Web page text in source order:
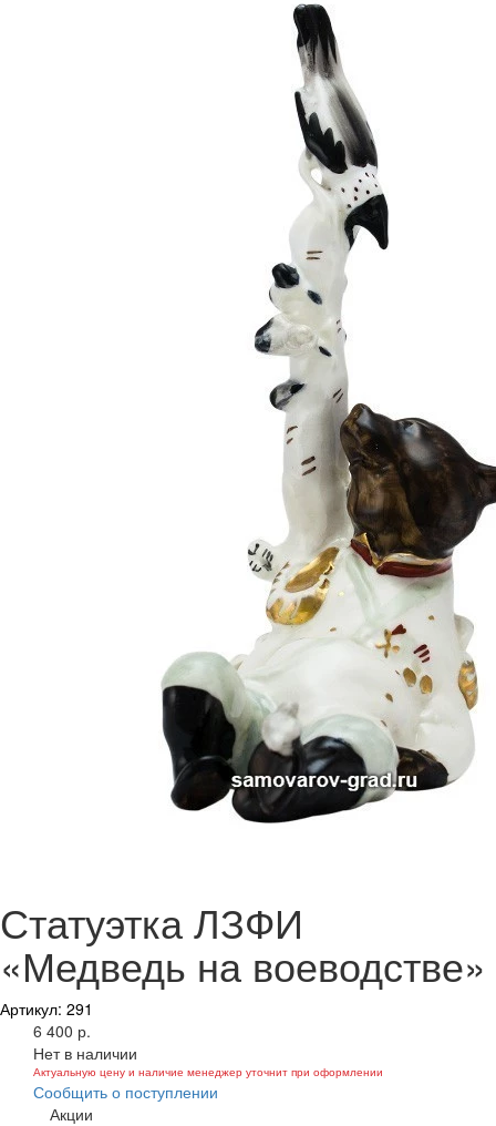
Статуэтка ЛЗФИ
«Медведь на воеводстве»
Артикул: 291
6 400 р.
Нет в наличии
Актуальную цену и наличие менеджер уточнит при оформлении
Сообщить о поступлении
Акции